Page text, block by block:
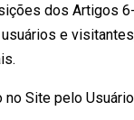
dos Artigos
usuários e
no Site pelo